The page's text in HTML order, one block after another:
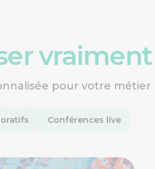
vraiment
pour votre métier
Conférences live